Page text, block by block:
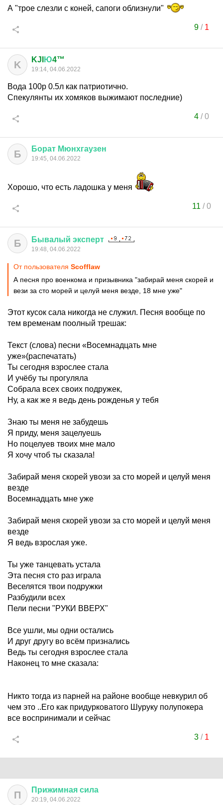
А "трое слезли с коней, сапоги облизнули"
9/ 1
K KJI Ю4™
19:14, 04.06.2022
Вода 100р 0.5л как патриотично.
Спекулянты их хомяков выжимают последние)
4/0
Б Борат Мюнхгаузен
19:45, 04.06.2022
Хорошо, что есть ладошка у меня
11 /0
Б Бывалый эксперт
19:48, 04.06.2022
От пользователя Scofflaw
А песня про военкома и призывника "забирай меня скорей и
вези за сто морей и целуй меня везде, 18 мне уже"
Этот кусок сала никогда не служил. Песня вообще по
тем временам поолный трешак:
Текст (слова) песни «Восемнадцать мне
уже»(распечатать)
Ты сегодня взрослее стала
И учёбу ты прогуляла
Собрала всех своих подружек,
Ну, а как же я ведь день рожденья у тебя
Знаю ты меня не забудешь
Я приду, меня зацелуешь
Но поцелуев твоих мне мало
Я хочу чтоб ты сказала!
Забирай меня скорей увози за сто морей и целуй меня
везде
Восемнадцать мне уже
Забирай меня скорей увози за сто морей и целуй меня
везде
Я ведь взрослая уже.
Ты уже танцевать устала
Эта песня сто раз играла
Веселятся твои подружки
Разбудили всех
Пели песни "РУКИ ВВЕРХ"
Все ушли, мы одни остались
И друг другу во всём признались
Ведь ты сегодня взрослее стала
Наконец то мне сказала:
Никто тогда из парней на районе вообще невкурил об
чем это ..Его как придурковатого Шуруку полупокера
все воспринимали и сейчас
3/ 1
П Прижимная сила
20:19, 04.06.2022